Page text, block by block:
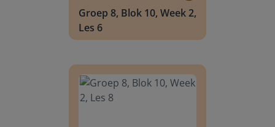
Groep 8, Blok 10, Week 2,
Les 6